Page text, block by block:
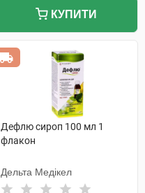
КУПИТИ
Дефлю сироп 100 мл 1
флакон
Дельта Медікел